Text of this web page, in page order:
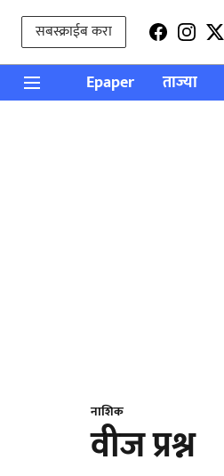
सबस्क्राईब करा
Epaper ताज्या
नाशिक
वीज प्रश्न